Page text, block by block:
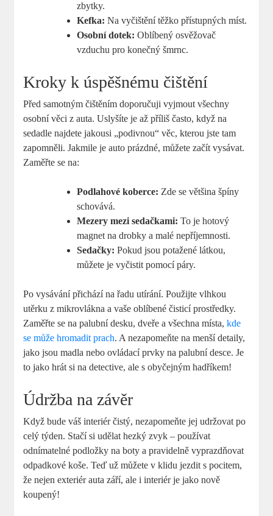
zbytky.
Kefka: Na vyčištění těžko přístupných míst.
Osobní dotek: Oblíbený osvěžovač
vzduchu pro konečný šmrnc.
Kroky k úspěšnému čištění
Před samotným čištěním doporučuji vyjmout všechny
osobní věci z auta. Uslyšíte je až příliš často, když na
sedadle najdete jakousi „podivnou“ věc, kterou jste tam
zapomněli. Jakmile je auto prázdné, můžete začít vysávat.
Zaměřte se na:
Podlahové koberce: Zde se většina špíny
schovává.
Mezery mezi sedačkami: To je hotový
magnet na drobky a malé nepříjemnosti.
Sedačky: Pokud jsou potažené látkou,
můžete je vyčistit pomocí páry.
Po vysávání přichází na řadu utírání. Použijte vlhkou
utěrku z mikrovlákna a vaše oblíbené čisticí prostředky.
Zaměřte se na palubní desku, dveře a všechna místa,kde
se může hromadit prach. A nezapomeňte na menší detaily,
jako jsou madla nebo ovládací prvky na palubní desce. Je
to jako hrát si na detective, ale s obyčejným hadříkem!
Údržba na závěr
Když bude váš interiér čistý, nezapomeňte jej udržovat po
celý týden. Stačí si udělat hezký zvyk – používat
odnímatelné podložky na boty a pravidelně vyprazdňovat
odpadkové koše. Teď už můžete v klidu jezdit s pocitem,
že nejen exteriér auta září, ale i interiér je jako nově
koupený!